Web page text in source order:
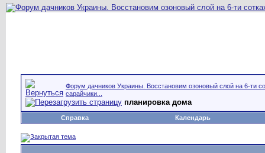
Форум дачников Украины. Восстановим озоновый слой на 6-ти
сарайчики...
планировка дома
Справка Календарь